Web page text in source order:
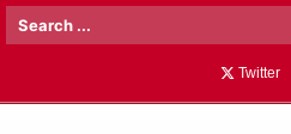
Twitter